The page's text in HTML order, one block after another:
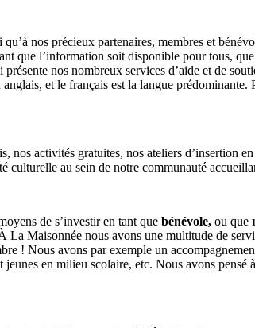
nos précieux partenaires, membres et
que l’information soit disponible pour tous,
nos nombreux services d’aide et de
et le français est la langue
activités gratuites, nos ateliers d’insertion
culturelle au sein de notre communauté
de s’investir en tant que bénévole, ou que
Maisonnée nous avons une multitude de
! Nous avons par exemple un
en milieu scolaire, etc. Nous avons